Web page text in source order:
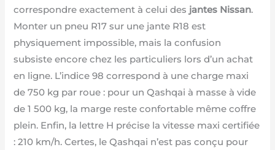
correspondre exactement à celui des jantes Nissan.
Monter un pneu R17 sur une jante R18 est
physiquement impossible, mais la confusion
subsiste encore chez les particuliers lors d’un achat
en ligne. L’indice 98 correspond à une charge maxi
de 750 kg par roue : pour un Qashqai à masse à vide
de 1 500 kg, la marge reste confortable même coffre
plein. Enfin, la lettre H précise la vitesse maxi certifiée
: 210 km/h. Certes, le Qashqai n’est pas conçu pour